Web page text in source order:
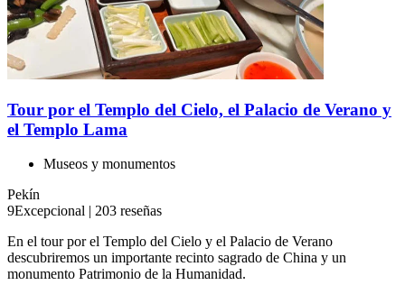
Tour por el Templo del Cielo, el Palacio de Verano y
el Templo Lama
Museos y monumentos
Pekín
9Excepcional | 203 reseñas
En el tour por el Templo del Cielo y el Palacio de Verano
descubriremos un importante recinto sagrado de China y un
monumento Patrimonio de la Humanidad.